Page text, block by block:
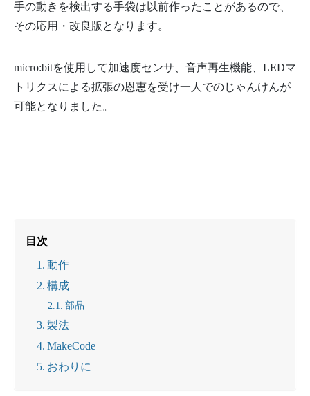
手の動きを検出する手袋は以前作ったことがあるので、
その応用・改良版となります。
micro:bitを使用して加速度センサ、音声再生機能、LEDマ
トリクスによる拡張の恩恵を受け一人でのじゃんけんが
可能となりました。
目次
動作
構成
部品
製法
MakeCode
おわりに